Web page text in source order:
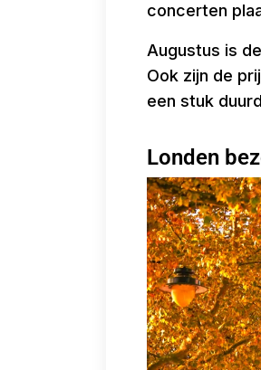
concerten
Augustus is
Ook zijn de
een stuk
Londen